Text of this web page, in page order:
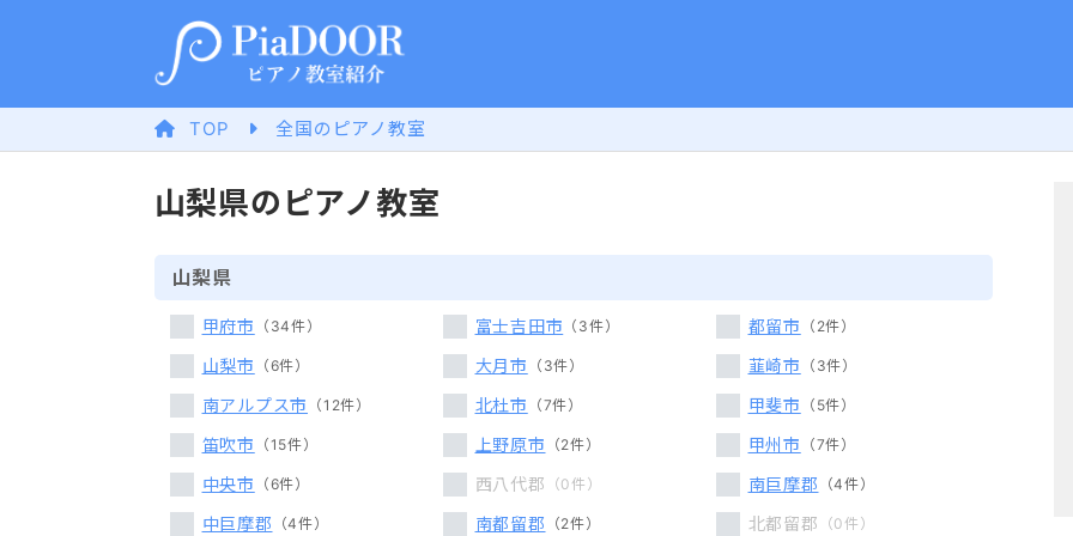
TOP 全国のピアノ教室
山梨県のピアノ教室
山梨県
甲府市 34件 富士吉田市 3件 都留市 2件
山梨市 6件 大月市 3件 韮崎市 3件
南アルプス市 12件 北杜市 7件 甲斐市 5件
笛吹市 15件 上野原市 2件 甲州市 7件
中央市 6件 西八代郡 0 件 南巨摩郡 4件
中巨摩郡 4件 南都留郡 2件 北都留郡 0 件